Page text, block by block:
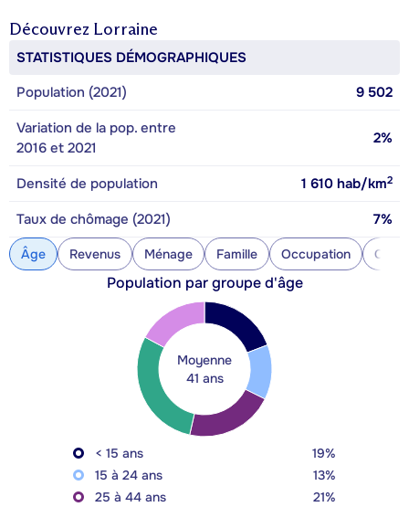
Découvrez Lorraine
STATISTIQUES DÉMOGRAPHIQUES
Population (2021)
9 502
Variation de la pop. entre
2016 et 2021
2%
Densité de population 1 610 hab/km2
Taux de chômage (2021) 7%
Âge Revenus Ménage Famille Occupation
Population par groupe d'âge
Moyenne
41 ans
< 15 ans
19%
15 à 24 ans
13%
25 à 44 ans
21%